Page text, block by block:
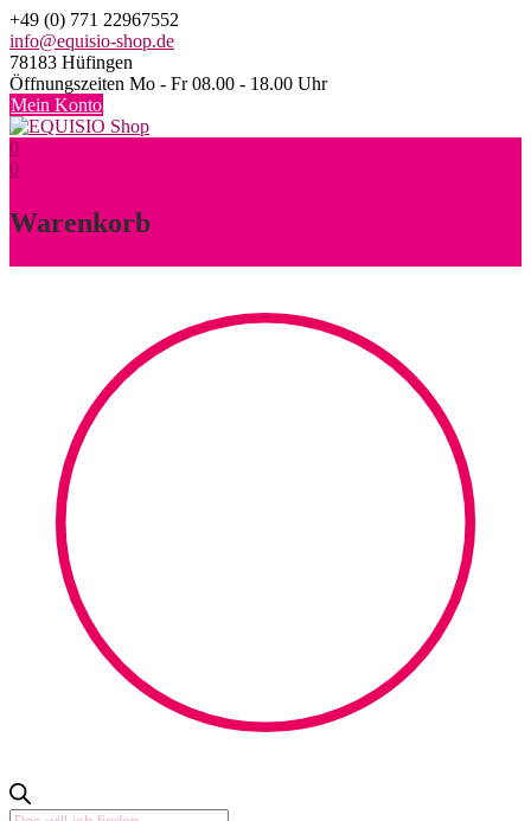
Skip
to
content
+49 (0) 771 22967552
info@equisio-shop.de
78183 Hüfingen
Öffnungszeiten Mo - Fr 08.00 - 18.00 Uhr
Mein Konto
0
0
Warenkorb